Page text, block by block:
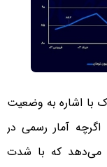
با اشاره به وضعیت
اگرچه آمار رسمی در
می‌دهد که با شدت